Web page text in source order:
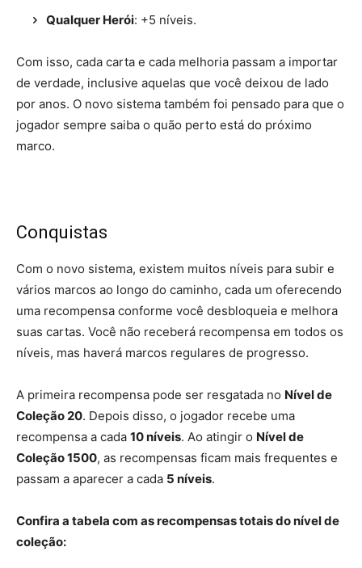
Qualquer Herói: +5 níveis.
Com isso, cada carta e cada melhoria passam a importar
de verdade, inclusive aquelas que você deixou de lado
por anos. O novo sistema também foi pensado para que o
jogador sempre saiba o quão perto está do próximo
marco.
Conquistas
Com o novo sistema, existem muitos níveis para subir e
vários marcos ao longo do caminho, cada um oferecendo
uma recompensa conforme você desbloqueia e melhora
suas cartas. Você não receberá recompensa em todos os
níveis, mas haverá marcos regulares de progresso.
A primeira recompensa pode ser resgatada no Nível de
Coleção 20. Depois disso, o jogador recebe uma
recompensa a cada 10 níveis. Ao atingir o Nível de
Coleção 1500, as recompensas ficam mais frequentes e
passam a aparecer a cada 5 níveis.
Confira a tabela com as recompensas totais do nível de
coleção: